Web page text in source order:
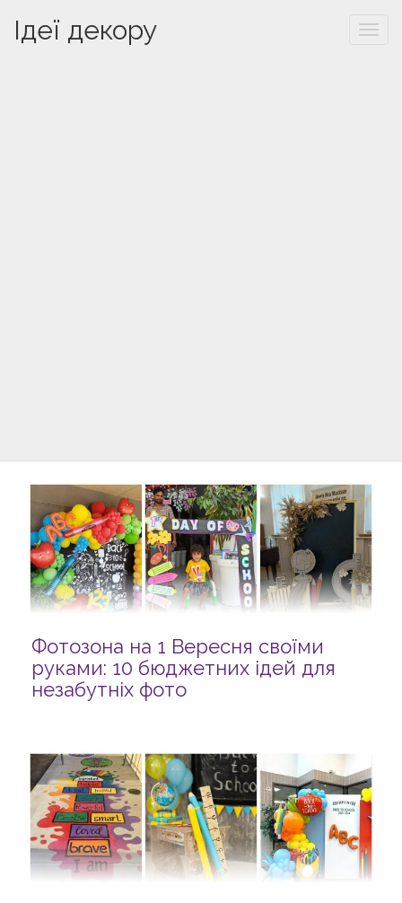
Ідеї декору
Фотозона на 1 Вересня своїми
руками: 10 бюджетних ідей для
незабутніх фото